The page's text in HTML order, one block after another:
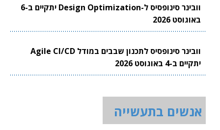
וובינר סינופסיס ל-Design Optimization יתקיים ב-6
באוגוסט 2026
וובינר סינופסיס לתכנון שבבים במודל Agile CI/CD
יתקיים ב-4 באוגוסט 2026
אנשים בתעשייה